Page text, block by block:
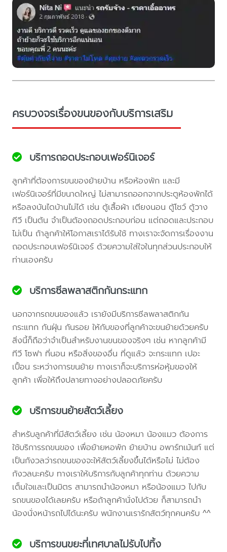
ครบวงจรเรื่องขนของกับบริการเสริม
บริการถอดประกอบเฟอร์นิเจอร์
ลูกค้าที่ต้องการขนของย้ายบ้าน หรือห้องพัก และมี
เฟอร์นิเจอร์ที่มีขนาดใหญ่ ไม่สามารถออกจากประตูห้องพักได้
หรือลงบันไดบ้านไม่ได้ เช่น ตู้เสื้อผ้า เตียงนอน ตู้โชว์ ตู้วาง
ทีวี เป็นต้น จำเป็นต้องถอดประกอบก่อน แต่ถอดและประกอบ
ไม่เป็น ถ้าลูกค้าให้โอกาสเราได้รับใช้ ทางเราจะจัดการเรื่องงาน
ถอดประกอบเฟอร์นิเจอร์ ด้วยความใส่ใจในทุกส่วนประกอบให้
ท่านเองครับ
บริการซีลพลาสติกกันกระแทก
นอกจากรถขนของแล้ว เรายังมีบริการซีลพลาสติกกัน
กระแทก กันฝุ่น กันรอย ให้กับของที่ลูกค้าจะขนย้ายด้วยครับ
สิ่งนี้ก็ถือว่าจำเป็นสำหรับงานขนของจริงๆ เช่น หากลูกค้ามี
ทีวี โซฟา ที่นอน หรือสิ่งของอื่น ที่ดูแล้ว จะกระแทก เปอะ
เปื้อน ระหว่างการขนย้าย ทางเราก็จะบริการห่อหุ้มของให้
ลูกค้า เพื่อให้ถึงปลายทางอย่างปลอดภัยครับ
บริการขนย้ายสัตว์เลี้ยง
สำหรับลูกค้าที่มีสัตว์เลี้ยง เช่น น้องหมา น้องแมว ต้องการ
ใช้บริการรถขนของ เพื่อย้ายหอพัก ย้ายบ้าน อพาร์ทเม้นท์ แต่
เป็นกังวลว่ารถขนของจะให้สัตว์เลี้ยงขึ้นได้หรือไม่ ไม่ต้อง
กังวลนะครับ ทางเราให้บริการกับลูกค้าทุกท่าน ด้วยความ
เต็มใจและเป็นมิตร สามารถนำน้องหมา หรือน้องแมว ไปกับ
รถขนของได้เลยครับ หรือถ้าลูกค้านั่งไปด้วย ก็สามารถนำ
น้องนั่งหน้ารถไปได้นะครับ พนักงานเรารักสัตว์ทุกคนครับ ^^
บริการขนขยะที่เทศบาลไม่รับไปทิ้ง